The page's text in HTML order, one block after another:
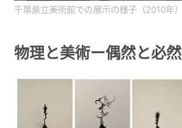
千葉県立美術館での展示の様子（2010年）
物理と美術ー偶然と必然